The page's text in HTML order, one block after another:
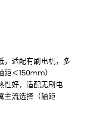
，适配有刷电机，多
＜150mm）
性好，适配无刷电
主流选择（轴距